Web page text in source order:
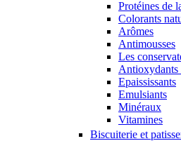
Protéines de
Colorants
Arômes
Antimousses
Les
Antioxydants
Epaississants
Emulsiants
Minéraux
Vitamines
Biscuiterie et